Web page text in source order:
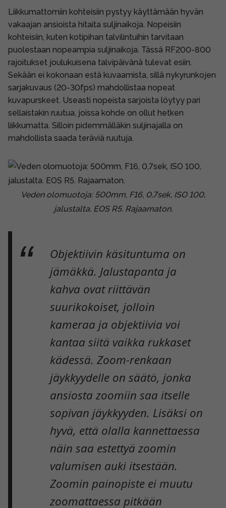
Liikkumattomiin kohteisiin pystyy käyttämään hyvän
vakaajan ansioista hitaita suljinaikoja. Nopeisiin
kohteisiin, kuten kotipihan talvilintuihin tarvitaan
puolestaan nopeampia suljinaikoja. Tässä RF200-800
rajoitukset joulukuisena talvipäivänä tulevat esiin.
Sekään ei kokonaan estä kuvaamista, sillä nykyrunkojen
sarjakuvaus (20-30fps) mahdollistaa nopeat
kuvapurskeet. Useasti nopeista sarjoista löytyy pari
sellaistakin ruutua, joissa kohde on ollut hetken
liikkumatta. Silloin pidemmälläkin suljinajalla on
mahdollista saada teräviä ruutuja.
Veden olomuotoja: 500mm, F16, 0,7sek, ISO 100,
jalustalta. EOS R5. Rajaamaton.
Objektiivin käsituntuma on
jämäkkä. Jalustapanta ja
kahva ovat riittävän
suurikokoiset, jolloin
kameraa ja objektiivia voi
kantaa siitä vaikka rukkaset
kädessä. Zoom-renkaan
jäykkyydelle on säätö, jonka
ansiosta zoomiin saa itselle
sopivan jäykkyyden. Lisäksi on
hyvä, että olalla kannettaessa
näin saa estettyä zoomin
valumisen auki itsestään.
Zoomin painopiste ei muutu
zoomattaessa pitkään